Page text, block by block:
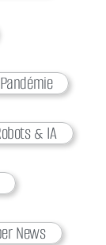
Pandémie
& IA
News